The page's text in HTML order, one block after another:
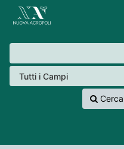
Salta al contenuto
VuFind
Cerca